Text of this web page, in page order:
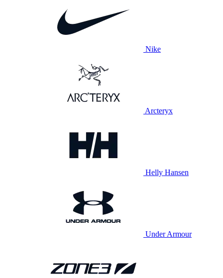
Nike
Arcteryx
Helly Hansen
Under Armour